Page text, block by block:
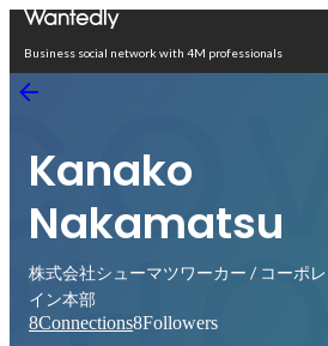
Business social network with 4M professionals
Kanako
Nakamatsu
株式会社シューマツワーカー / コーポ
イン本部
8Connections8Followers